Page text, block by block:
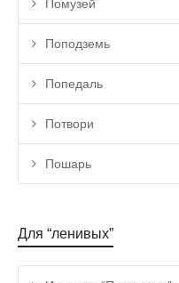
Помузей
Поподземь
Попедаль
Потвори
Пошарь
Для “ленивых”